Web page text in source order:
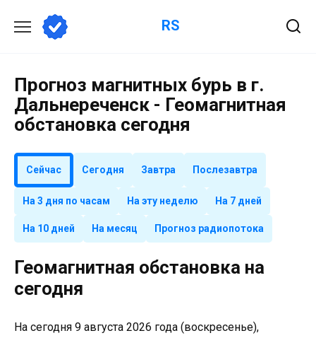
содержанию
RS
Прогноз магнитных бурь в г.
Дальнереченск - Геомагнитная
обстановка сегодня
Сейчас Сегодня Завтра Послезавтра
На 3 дня по часам На эту неделю На 7 дней
На 10 дней На месяц Прогноз радиопотока
Геомагнитная обстановка на
сегодня
На сегодня 9 августа 2026 года (воскресенье),